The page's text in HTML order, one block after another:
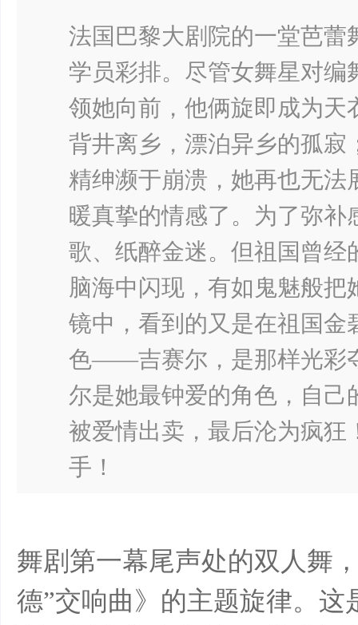
法国巴黎大剧院的一堂芭蕾
学员彩排。尽管女舞星对
领她向前，他俩旋即成为天
背井离乡，漂泊异乡的孤寂
精绅濒于崩溃，她再也无法
暖真挚的情感了。为了弥
歌、纸醉金迷。但祖国曾经
脑海中闪现，有如鬼魅般
镜中，看到的又是在祖国金
色——吉赛尔，是那样光彩
尔是她最钟爱的角色，自
被爱情出卖，最后沦为疯狂
手！
舞剧第一幕尾声处的双人舞
德”交响曲》的主题旋律。